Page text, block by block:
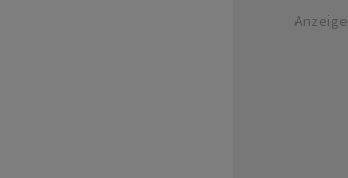
Anzeige